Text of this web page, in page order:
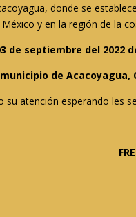
donde se
y en la región de la
de septiembre del 2022
de Acacoyagua,
su atención esperando les